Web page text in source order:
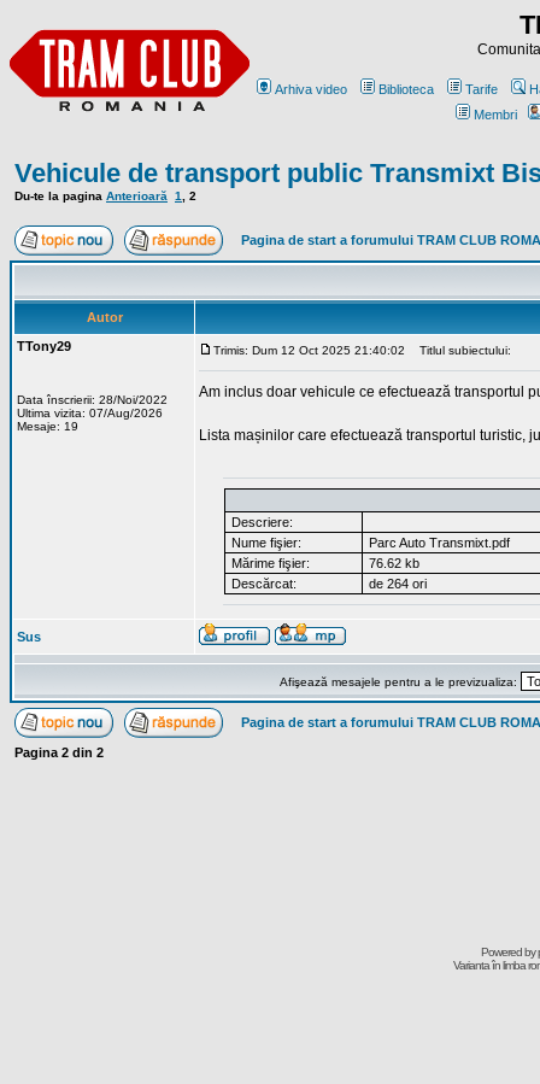
Arhiva video Biblioteca Tarife
Membri
Vehicule de transport public Transmixt
Du-te la pagina Anterioară 1 2
Pagina de start a forumului TRAM CLUB
Autor
TTony29
Data înscrierii: 28/Noi/2022
Ultima vizita: 07/Aug/2026
Mesaje: 19
Trimis: Dum 12 Oct 2025 21:40:02 Titlul subiectului:
Am inclus doar vehicule ce efectuează transportul
Lista mașinilor care efectuează transportul turistic,
Descriere:
Nume fişier:
Parc Auto Transmixt.pdf
Mărime fişier:
76.62 kb
Descărcat:
de 264 ori
Sus
Afişează mesajele pentru a le previzualiza:
Pagina de start a forumului TRAM CLUB
Pagina 2 din 2
Powered by
Varianta în limba